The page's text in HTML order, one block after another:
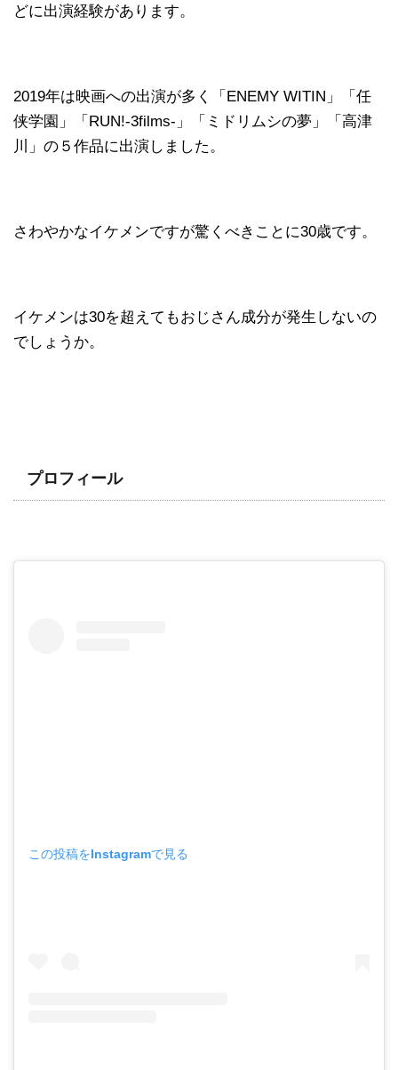
どに出演経験があります。
2019年は映画への出演が多く「ENEMY WITIN」「任
侠学園」「RUN!-3films-」「ミドリムシの夢」「高津
川」の５作品に出演しました。
さわやかなイケメンですが驚くべきことに30歳です。
イケメンは30を超えてもおじさん成分が発生しないの
でしょうか。
プロフィール
この投稿をInstagramで見る